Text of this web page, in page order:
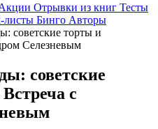
Отрывки из книг Тесты
листы Бинго Авторы
советские торты и
Селезневым
советские
с